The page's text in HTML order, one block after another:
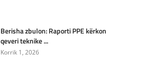
Berisha zbulon: Raporti PPE kërkon
qeveri teknike ...
Korrik 1, 2026